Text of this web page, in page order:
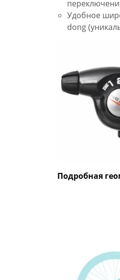
Удобное
dong
Подробная